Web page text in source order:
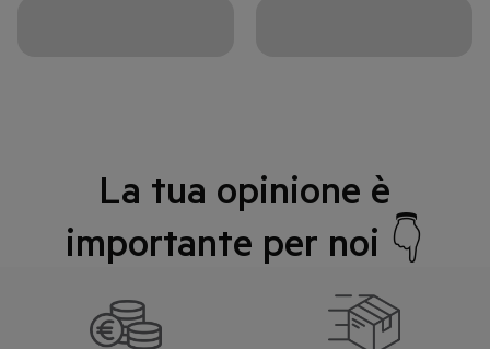
La tua opinione è
importante per noi 👇